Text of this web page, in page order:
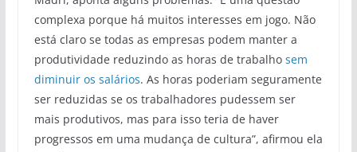
complexa porque há muitos interesses em jogo. Não
está claro se todas as empresas podem manter a
produtividade reduzindo as horas de trabalho sem
diminuir os salários. As horas poderiam seguramente
ser reduzidas se os trabalhadores pudessem ser
mais produtivos, mas para isso teria de haver
progressos em uma mudança de cultura”, afirmou ela